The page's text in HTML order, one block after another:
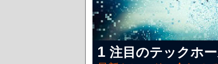
1 注目のテックホ